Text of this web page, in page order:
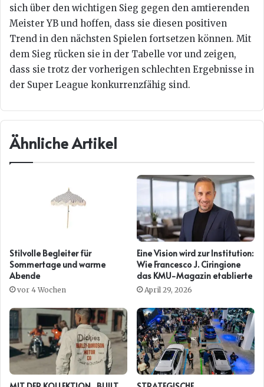
sich über den wichtigen Sieg gegen den amtierenden
Meister YB und hoffen, dass sie diesen positiven
Trend in den nächsten Spielen fortsetzen können. Mit
dem Sieg rücken sie in der Tabelle vor und zeigen,
dass sie trotz der vorherigen schlechten Ergebnisse in
der Super League konkurrenzfähig sind.
Ähnliche Artikel
Stilvolle Begleiter für
Sommertage und warme
Abende
vor 4 Wochen
Eine Vision wird zur Institution:
Wie Francesco J. Ciringione
das KMU-Magazin etablierte
April 29, 2026